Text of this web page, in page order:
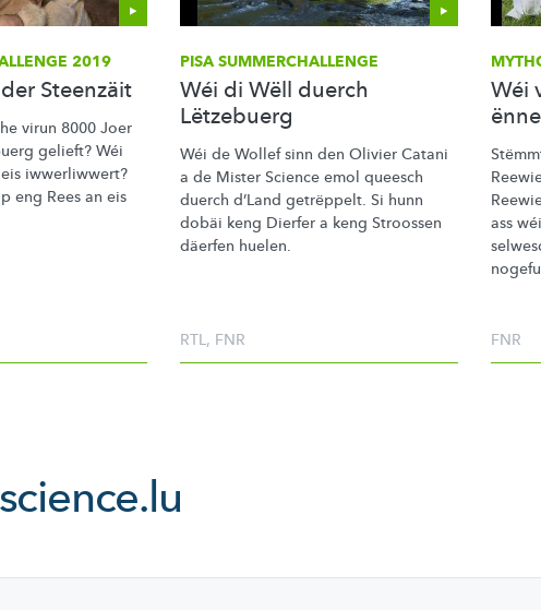
2019
Steenzäit
virun 8000 Joer
gelieft? Wéi
iwwerliwwert?
eng Rees an eis
PISASUMMERCHALLENGE
Wéi di Wëll duerch
Lëtzebuerg
Wéi de Wollef sinn den Olivier Catani
a de Mister Science emol queesch
duerch d’Land getrëppelt. Si hunn
dobäi keng Dierfer a keng Stroossen
däerfen huelen.
RTL, FNR
Wéi
ass
FNR
science.lu